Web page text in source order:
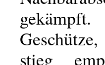
stieg